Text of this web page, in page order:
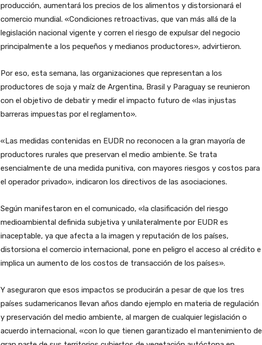
producción, aumentará los precios de los alimentos y distorsionará el
comercio mundial. «Condiciones retroactivas, que van más allá de la
legislación nacional vigente y corren el riesgo de expulsar del negocio
principalmente a los pequeños y medianos productores», advirtieron.
Por eso, esta semana, las organizaciones que representan a los
productores de soja y maíz de Argentina, Brasil y Paraguay se reunieron
con el objetivo de debatir y medir el impacto futuro de «las injustas
barreras impuestas por el reglamento».
«Las medidas contenidas en EUDR no reconocen a la gran mayoría de
productores rurales que preservan el medio ambiente. Se trata
esencialmente de una medida punitiva, con mayores riesgos y costos para
el operador privado», indicaron los directivos de las asociaciones.
Según manifestaron en el comunicado, «la clasificación del riesgo
medioambiental definida subjetiva y unilateralmente por EUDR es
inaceptable, ya que afecta a la imagen y reputación de los países,
distorsiona el comercio internacional, pone en peligro el acceso al crédito e
implica un aumento de los costos de transacción de los países».
Y aseguraron que esos impactos se producirán a pesar de que los tres
países sudamericanos llevan años dando ejemplo en materia de regulación
y preservación del medio ambiente, al margen de cualquier legislación o
acuerdo internacional, «con lo que tienen garantizado el mantenimiento de